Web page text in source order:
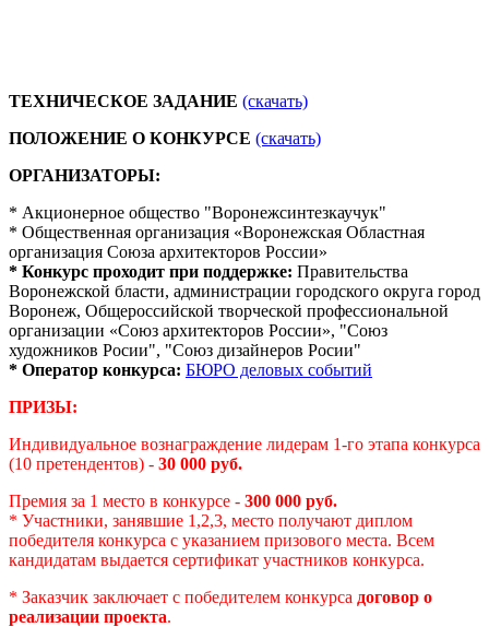
ТЕХНИЧЕСКОЕ ЗАДАНИЕ (скачать)
ПОЛОЖЕНИЕ О КОНКУРСЕ (скачать)
ОРГАНИЗАТОРЫ:
* Акционерное общество "Воронежсинтезкаучук"
* Общественная организация «Воронежская Областная
организация Союза архитекторов России»
* Конкурс проходит при поддержке: Правительства
Воронежской бласти, администрации городского округа город
Воронеж, Общероссийской творческой профессиональной
организации «Союз архитекторов России», "Союз
художников Росии", "Союз дизайнеров Росии"
* Оператор конкурса: БЮРО деловых событий
ПРИЗЫ:
Индивидуальное вознаграждение лидерам 1-го этапа конкурса
(10 претендентов) - 30 000 руб.
Премия за 1 место в конкурсе - 300 000 руб.
* Участники, занявшие 1,2,3, место получают диплом
победителя конкурса с указанием призового места. Всем
кандидатам выдается сертификат участников конкурса.
* Заказчик заключает с победителем конкурса договор о
реализации проекта.